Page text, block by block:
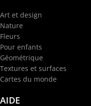
Art et design
Nature
Fleurs
Pour enfants
Géométrique
Textures et surfaces
Cartes du monde
AIDE